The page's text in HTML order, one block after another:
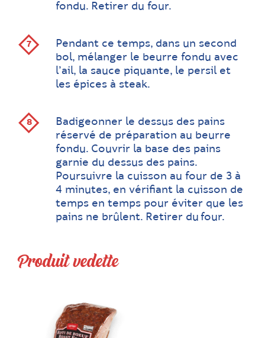
fondu. Retirer du four.
Pendant ce temps, dans un second
bol, mélanger le beurre fondu avec
l’ail, la sauce piquante, le persil et
les épices à steak.
Badigeonner le dessus des pains
réservé de préparation au beurre
fondu. Couvrir la base des pains
garnie du dessus des pains.
Poursuivre la cuisson au four de 3 à
4 minutes, en vérifiant la cuisson de
temps en temps pour éviter que les
pains ne brûlent. Retirer du four.
Produit vedette